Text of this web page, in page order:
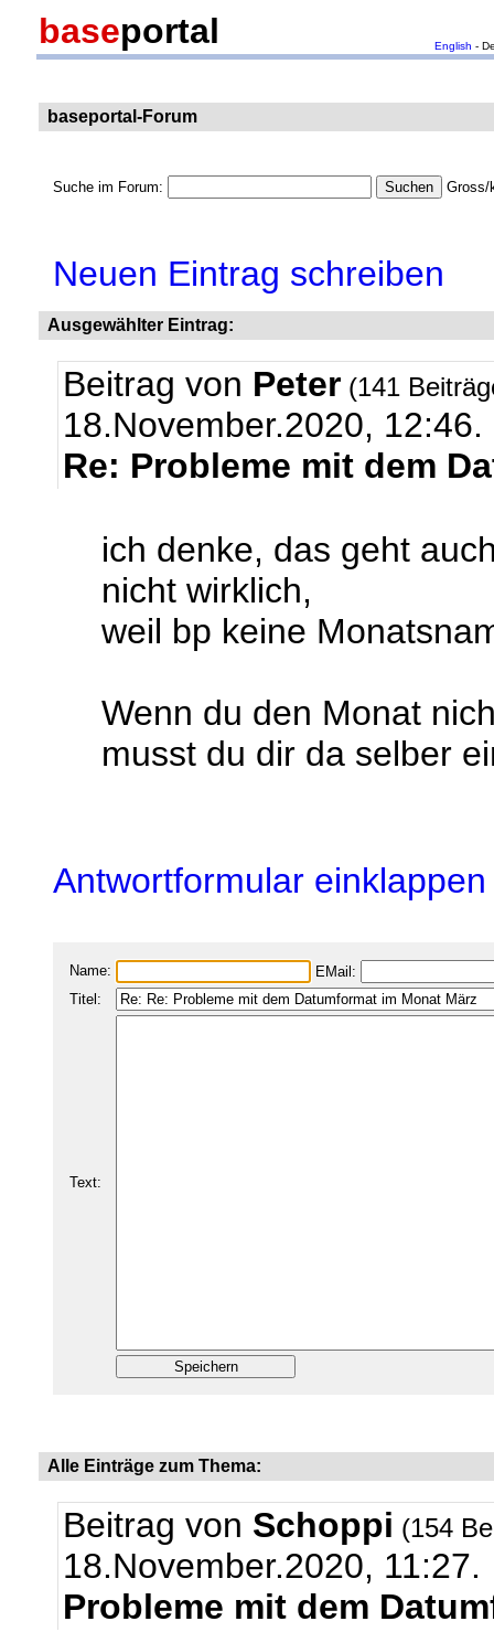
baseportal English -
baseportal-Forum
Suche im Forum: Gross/
Neuen Eintrag schreiben
Ausgewählter Eintrag:
Beitrag von Peter (141
18.November.2020, 12:46.
Re: Probleme mit dem
ich denke, das geht
nicht wirklich,
weil bp keine
Wenn du den Monat
musst du dir da selber
Antwortformular einklappen
Name:
EMail:
Titel:
Text:
Alle Einträge zum Thema:
Beitrag von Schoppi (154
18.November.2020, 11:27.
Probleme mit dem